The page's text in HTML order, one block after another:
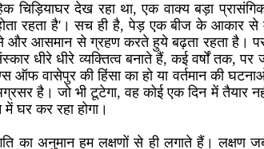
चिड़ियाघर देख रहा था, एक वाक्य बड़ा
होता रहता है'। सच ही है, पेड़ एक बीज के आकार से
और आसमान से ग्रहण करते हुये बढ़ता रहता है। पर
धीरे धीरे व्यक्तित्व बनाते हैं, कई वर्षों तक, पर
ऑफ वासेपुर की हिंसा का हो या वर्तमान की
है। जो भी टूटेगा, वह कोई एक दिन में तैयार
में घर कर रहा होगा।
का अनुमान हम लक्षणों से ही लगाते हैं। लक्षण